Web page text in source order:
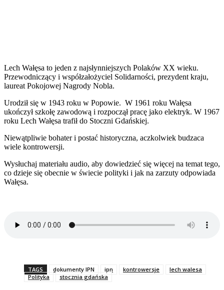
Lech Wałęsa to jeden z najsłynniejszych Polaków XX wieku.
Przewodniczący i współzałożyciel Solidarności, prezydent kraju,
laureat Pokojowej Nagrody Nobla.
Urodził się w 1943 roku w Popowie. W 1961 roku Wałęsa
ukończył szkołę zawodową i rozpoczął pracę jako elektryk. W 1967
roku Lech Wałęsa trafił do Stoczni Gdańskiej.
Niewątpliwie bohater i postać historyczna, aczkolwiek budzaca
wiele kontrowersji.
Wysłuchaj materiału audio, aby dowiedzieć się więcej na temat tego,
co dzieje się obecnie w świecie polityki i jak na zarzuty odpowiada
Wałęsa.
TAGS dokumenty IPN ipn kontrowersje
lech walesa
Polityka
stocznia gdańska